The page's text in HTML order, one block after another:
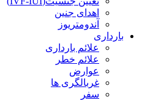
اهدای جنین
آندومتریوز
بارداری
علائم بارداری
علائم خطر
عوارض
غربالگری ها
سفر